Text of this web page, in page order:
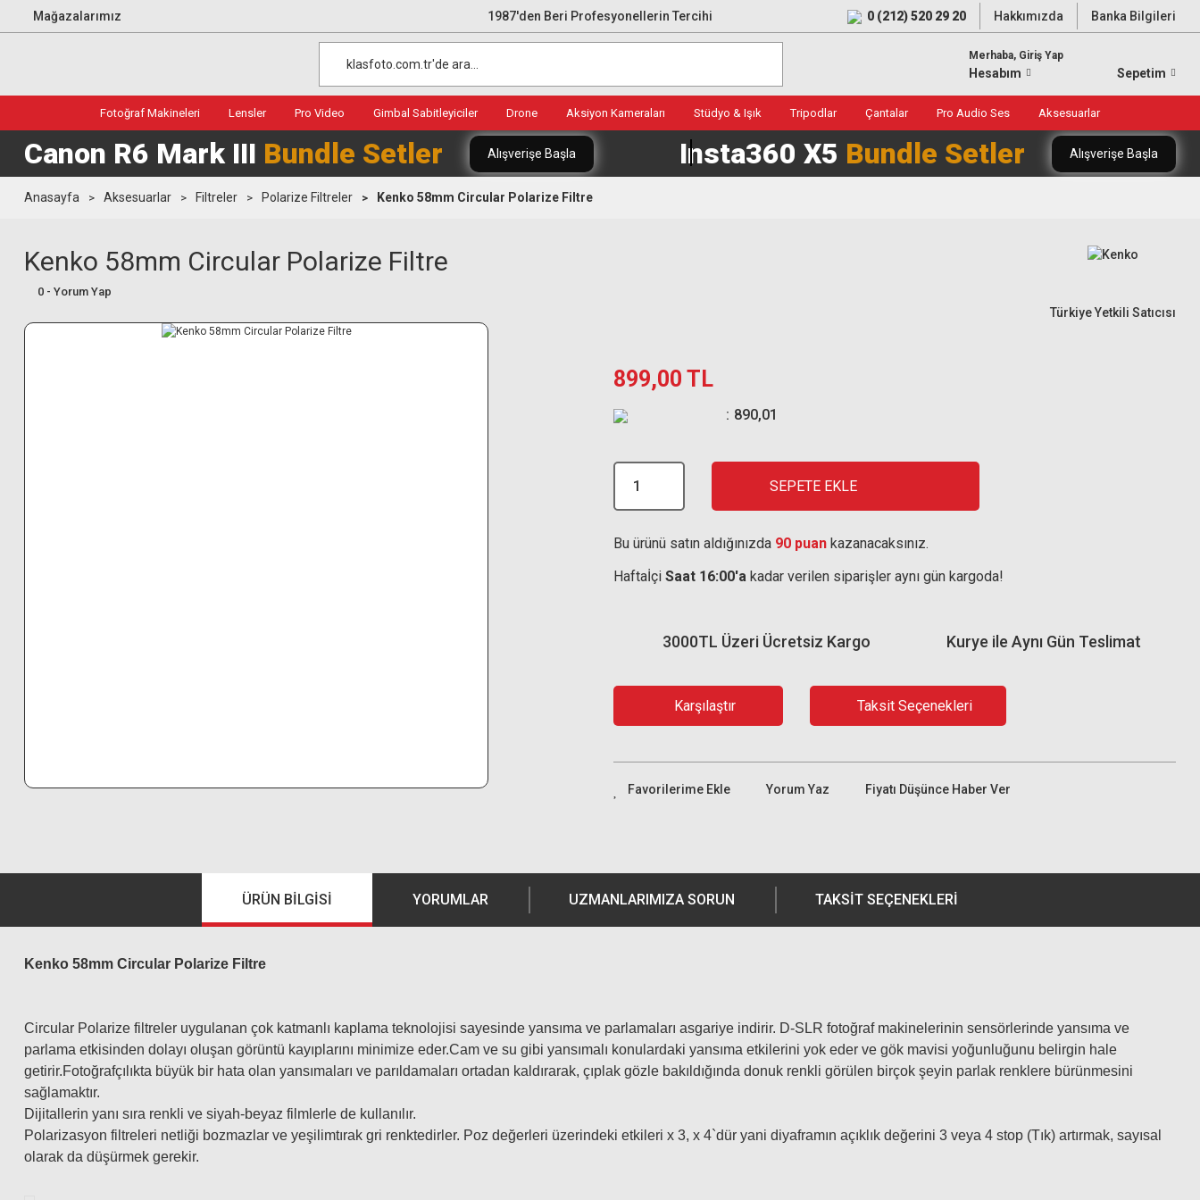
Mağazalarımız 1987'den Beri Profesyonellerin Tercihi 0 (212) 520 29 20 Hakkımızda Banka Bilgileri
Merhaba, Giriş Yap
Hesabım Sepetim
Fotoğraf Makineleri Lensler Pro Video Gimbal Sabitleyiciler Drone Aksiyon Kameraları Stüdyo & Işık Tripodlar Çantalar Pro Audio Ses Aksesuarlar
Canon R6 Mark III Bundle Setler Alışverişe Başla Insta360 X5 Bundle Setler Alışverişe Başla
Anasayfa Aksesuarlar Filtreler Polarize Filtreler Kenko 58mm Circular Polarize Filtre
Kenko 58mm Circular Polarize Filtre
0 - Yorum Yap
Türkiye Yetkili Satıcısı
899,00 TL
890,01
SEPETE EKLE
Bu ürünü satın aldığınızda 90 puan kazanacaksınız.
Haftaİçi Saat 16:00'a kadar verilen siparişler aynı gün kargoda!
Kurye ile Aynı Gün Teslimat
3000TL Üzeri Ücretsiz Kargo
Karşılaştır Taksit Seçenekleri
Yorum Yaz Fiyatı Düşünce Haber Ver
ÜRÜN BILGISI YORUMLAR UZMANLARIMIZA SORUN TAKSIT SEÇENEKLERI
Kenko 58mm Circular Polarize Filtre
Circular Polarize filtreler uygulanan çok katmanlı kaplama teknolojisi sayesinde yansıma ve parlamaları asgariye indirir. D-SLR fotoğraf makinelerinin sensörlerinde yansıma ve
parlama etkisinden dolayı oluşan görüntü kayıplarını minimize eder.Cam ve su gibi yansımalı konulardaki yansıma etkilerini yok eder ve gök mavisi yoğunluğunu belirgin hale
getirir.Fotoğrafçılıkta büyük bir hata olan yansımaları ve parıldamaları ortadan kaldırarak, çıplak gözle bakıldığında donuk renkli görülen birçok şeyin parlak renklere bürünmesini
sağlamaktır.
Dijitallerin yanı sıra renkli ve siyah-beyaz filmlerle de kullanılır.
Polarizasyon filtreleri netliği bozmazlar ve yeşilimtırak gri renktedirler. Poz değerleri üzerindeki etkileri x 3, x 4`dür yani diyaframın açıklık değerini 3 veya 4 stop (Tık) artırmak, sayısal
olarak da düşürmek gerekir.